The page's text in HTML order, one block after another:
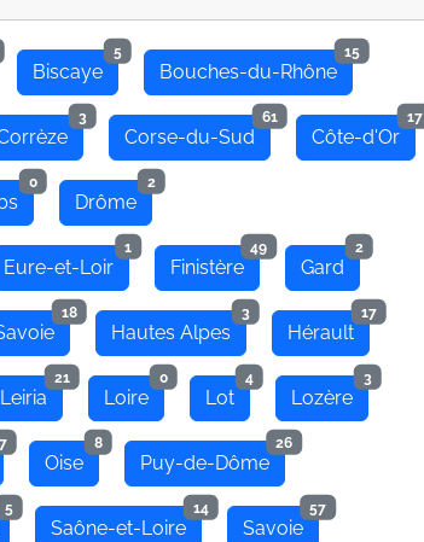
Biscaye
5
Bouches-du-Rhône
15
3
Corse-du-Sud
61
Côte-d'Or
17
0
Drôme
2
Eure-et-Loir
1
Finistère
49
Gard
2
18
Hautes Alpes
3
Hérault
17
Leiria
21
Loire
0
Lot
4
Lozère
3
7
Oise
8
Puy-de-Dôme
26
5
Saône-et-Loire
14
Savoie
57